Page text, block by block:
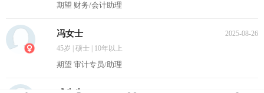
期望 财务/会计助理
冯女士
2025-08-26
45岁 | 硕士 | 10年以上
期望 审计专员/助理